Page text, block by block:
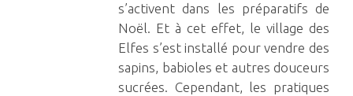
s’activent dans les préparatifs de
Noël. Et à cet effet, le village des
Elfes s’est installé pour vendre des
sapins, babioles et autres douceurs
sucrées. Cependant, les pratiques